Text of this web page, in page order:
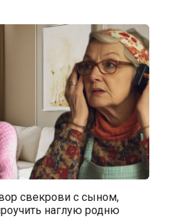
свекрови с сыном,
наглую родню